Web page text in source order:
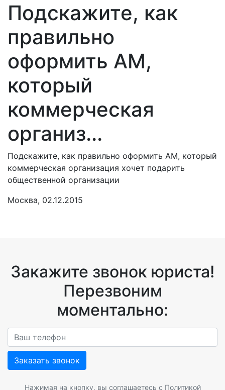
Подскажите, как
правильно
оформить АМ,
который
коммерческая
организ...
Подскажите, как правильно оформить АМ, который
коммерческая организация хочет подарить
общественной организации
Москва, 02.12.2015
Закажите звонок юриста!
Перезвоним
моментально:
Заказать звонок
Нажимая на кнопку, вы соглашаетесь с Политикой